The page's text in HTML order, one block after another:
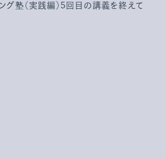
グ塾（実践編）5回目の講義を終えて